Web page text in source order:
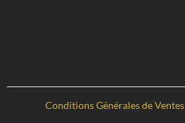
Conditions Générales de Ventes